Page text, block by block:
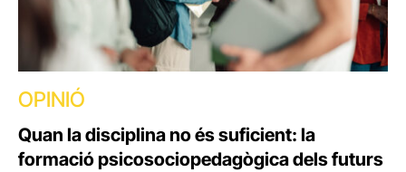
OPINIÓ
Quan la disciplina no és suficient: la
formació psicosociopedagògica dels futurs